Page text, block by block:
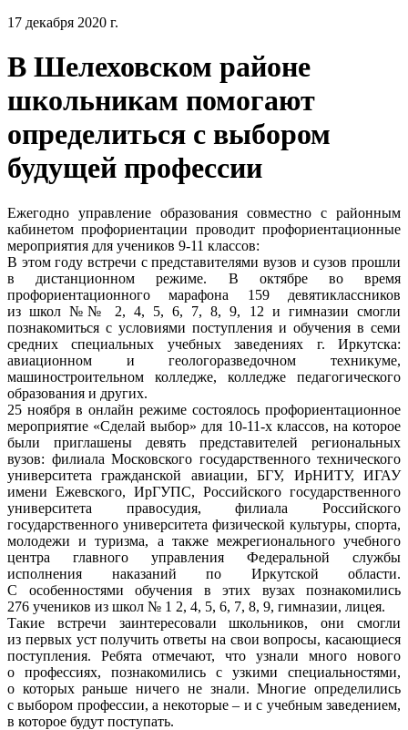
17 декабря 2020 г.
В Шелеховском районе
школьникам помогают
определиться с выбором
будущей профессии
Ежегодно управление образования совместно с районным
кабинетом профориентации проводит профориентационные
мероприятия для учеников 9-11 классов:
В этом году встречи с представителями вузов и сузов прошли
в дистанционном режиме. В октябре во время
профориентационного марафона 159 девятиклассников
из школ №№ 2, 4, 5, 6, 7, 8, 9, 12 и гимназии смогли
познакомиться с условиями поступления и обучения в семи
средних специальных учебных заведениях г. Иркутска:
авиационном и геологоразведочном техникуме,
машиностроительном колледже, колледже педагогического
образования и других.
25 ноября в онлайн режиме состоялось профориентационное
мероприятие «Сделай выбор» для 10-11-х классов, на которое
были приглашены девять представителей региональных
вузов: филиала Московского государственного технического
университета гражданской авиации, БГУ, ИрНИТУ, ИГАУ
имени Ежевского, ИрГУПС, Российского государственного
университета правосудия, филиала Российского
государственного университета физической культуры, спорта,
молодежи и туризма, а также межрегионального учебного
центра главного управления Федеральной службы
исполнения наказаний по Иркутской области.
С особенностями обучения в этих вузах познакомились
276 учеников из школ № 1 2, 4, 5, 6, 7, 8, 9, гимназии, лицея.
Такие встречи заинтересовали школьников, они смогли
из первых уст получить ответы на свои вопросы, касающиеся
поступления. Ребята отмечают, что узнали много нового
о профессиях, познакомились с узкими специальностями,
о которых раньше ничего не знали. Многие определились
с выбором профессии, а некоторые – и с учебным заведением,
в которое будут поступать.